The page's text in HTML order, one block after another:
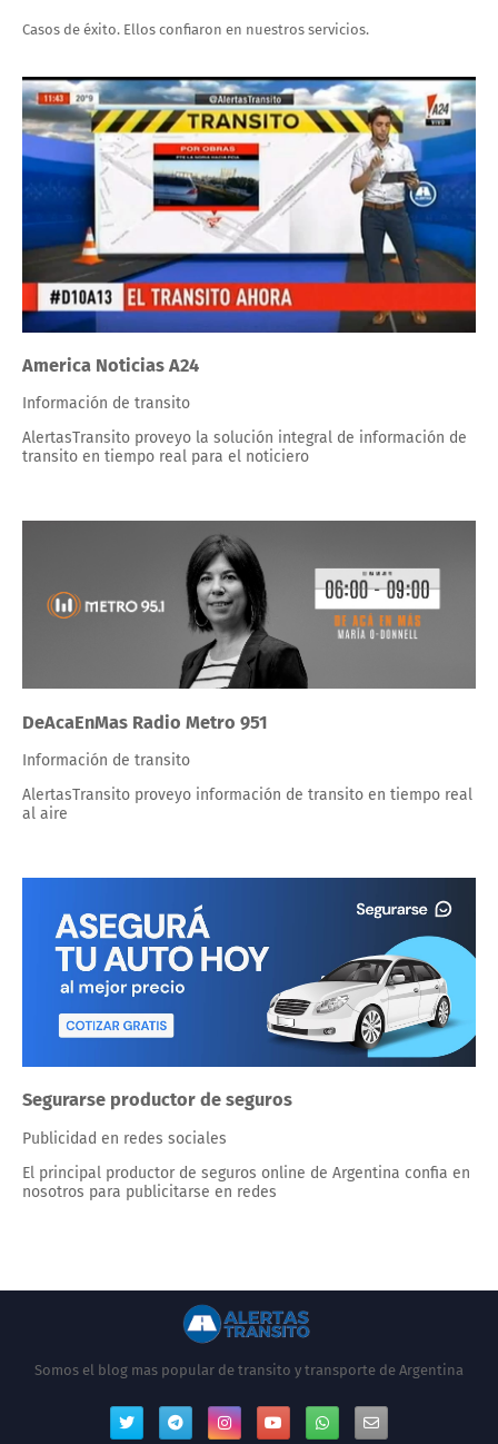
Casos de éxito. Ellos confiaron en nuestros servicios.
America Noticias A24
Información de transito
AlertasTransito proveyo la solución integral de información de
transito en tiempo real para el noticiero
DeAcaEnMas Radio Metro 951
Información de transito
AlertasTransito proveyo información de transito en tiempo real
al aire
Segurarse productor de seguros
Publicidad en redes sociales
El principal productor de seguros online de Argentina confia en
nosotros para publicitarse en redes
Somos el blog mas popular de transito y transporte de Argentina